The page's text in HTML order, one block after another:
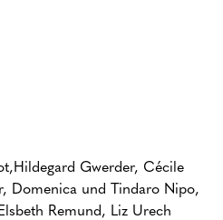
Hildegard Gwerder, Cécile
Domenica und Tindaro Nipo,
Remund, Liz Urech